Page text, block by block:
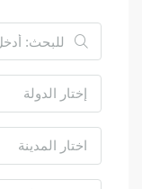
إختار الدولة
اختار المدينة